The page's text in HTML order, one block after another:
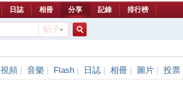
日誌 相冊 分享 記錄 排行榜
帖子
視頻 | 音樂 | Flash | 日誌 | 相冊 | 圖片 | 投票